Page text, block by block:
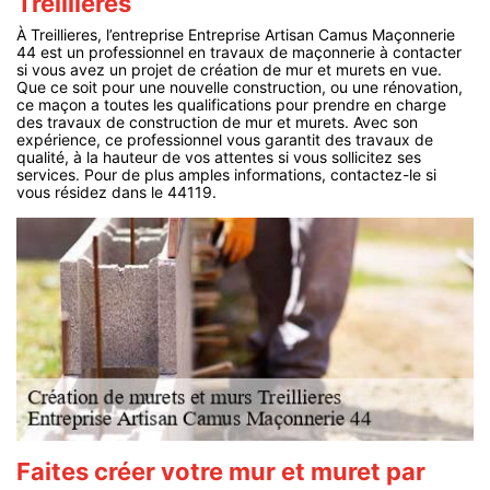
À Treillieres, l’entreprise Entreprise Artisan Camus Maçonnerie
44 est un professionnel en travaux de maçonnerie à contacter
si vous avez un projet de création de mur et murets en vue.
Que ce soit pour une nouvelle construction, ou une rénovation,
ce maçon a toutes les qualifications pour prendre en charge
des travaux de construction de mur et murets. Avec son
expérience, ce professionnel vous garantit des travaux de
qualité, à la hauteur de vos attentes si vous sollicitez ses
services. Pour de plus amples informations, contactez-le si
vous résidez dans le 44119.
Faites créer votre mur et muret par